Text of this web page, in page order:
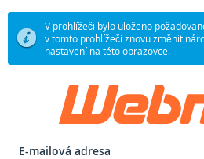
V prohlížeči bylo uloženo
v tomto prohlížeči znovu změnit
nastavení na této obrazovce.
E-mailová adresa